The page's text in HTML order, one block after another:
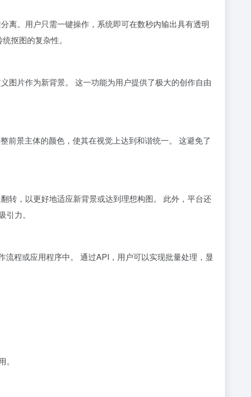
离。用户只需一键操作，系统即可在数秒内输出具有透明
抠图的复杂性。
图片作为新背景。 这一功能为用户提供了极大的创作自由
前景主体的颜色，使其在视觉上达到和谐统一。 这避免了
转，以更好地适应新背景或达到理想构图。 此外，平台还
力。
程或应用程序中。 通过API，用户可以实现批量处理，显